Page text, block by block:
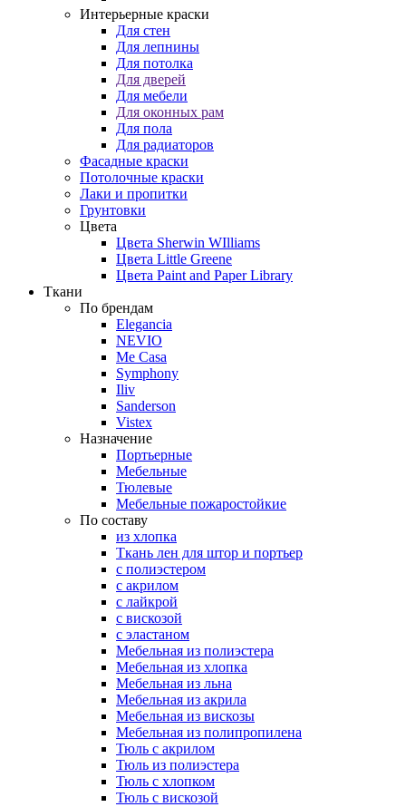
Интерьерные краски
Для стен
Для лепнины
Для потолка
Для дверей
Для мебели
Для оконных рам
Для пола
Для радиаторов
Фасадные краски
Потолочные краски
Лаки и пропитки
Грунтовки
Цвета
Цвета Sherwin WIlliams
Цвета Little Greene
Цвета Paint and Paper Library
Ткани
По брендам
Elegancia
NEVIO
Me Casa
Symphony
Iliv
Sanderson
Vistex
Назначение
Портьерные
Мебельные
Тюлевые
Мебельные пожаростойкие
По составу
из хлопка
Ткань лен для штор и портьер
с полиэстером
с акрилом
с лайкрой
с вискозой
с эластаном
Мебельная из полиэстера
Мебельная из хлопка
Мебельная из льна
Мебельная из акрила
Мебельная из вискозы
Мебельная из полипропилена
Тюль с акрилом
Тюль из полиэстера
Тюль с хлопком
Тюль с вискозой